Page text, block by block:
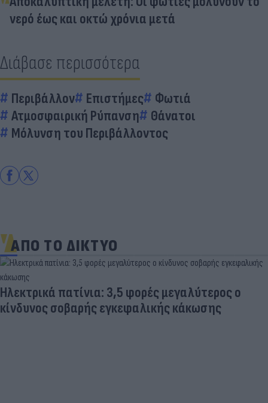
νερό έως και οκτώ χρόνια μετά
Διάβασε περισσότερα
Περιβάλλον Επιστήμες
Φωτιά
Ατμοσφαιρική Ρύπανση
Θάνατοι
Μόλυνση του Περιβάλλοντος
ΑΠΟ ΤΟ ΔΙΚΤΥΟ
ο